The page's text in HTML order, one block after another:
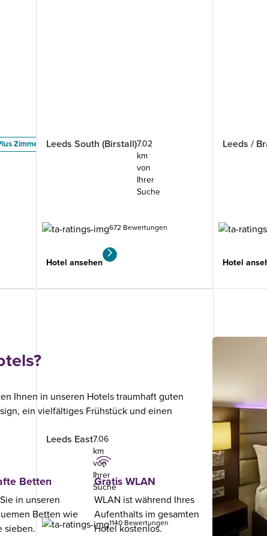
Zimmer Leeds South (Birstall)7.02
km
von
Ihrer
Suche
672 Bewertungen
Hotel ansehen
Leeds /
Hotel
Leeds East7.06
km
von
Ihrer
Suche
1140 Bewertungen
Ihnen in unseren Hotels traumhaft guten
ein vielfältiges Frühstück und einen
Betten
in unseren
Betten wie
sieben.
Gratis WLAN
WLAN ist während Ihres
Aufenthalts im gesamten
Hotel kostenlos.